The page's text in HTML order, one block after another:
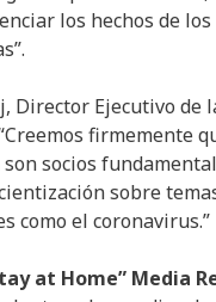
los hechos de
Director Ejecutivo de
firmemente
socios
sobre
como el coronavirus.”
at Home” Media